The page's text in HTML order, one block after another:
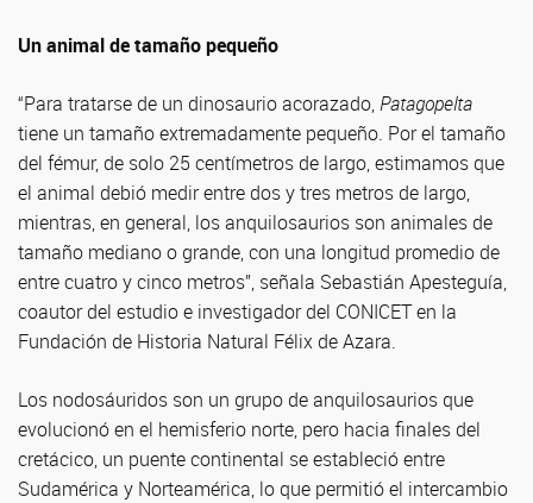
Un animal de tamaño pequeño
“Para tratarse de un dinosaurio acorazado,Patagopelta
tiene un tamaño extremadamente pequeño. Por el tamaño
del fémur, de solo 25 centímetros de largo, estimamos que
el animal debió medir entre dos y tres metros de largo,
mientras, en general, los anquilosaurios son animales de
tamaño mediano o grande, con una longitud promedio de
entre cuatro y cinco metros”, señala Sebastián Apesteguía,
coautor del estudio e investigador del CONICET en la
Fundación de Historia Natural Félix de Azara.
Los nodosáuridos son un grupo de anquilosaurios que
evolucionó en el hemisferio norte, pero hacia finales del
cretácico, un puente continental se estableció entre
Sudamérica y Norteamérica, lo que permitió el intercambio